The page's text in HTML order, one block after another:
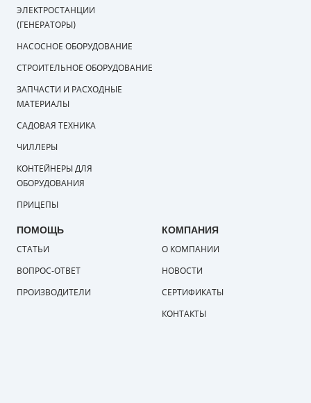
ЭЛЕКТРОСТАНЦИИ
(ГЕНЕРАТОРЫ)
НАСОСНОЕ ОБОРУДОВАНИЕ
СТРОИТЕЛЬНОЕ ОБОРУДОВАНИЕ
ЗАПЧАСТИ И РАСХОДНЫЕ
МАТЕРИАЛЫ
САДОВАЯ ТЕХНИКА
ЧИЛЛЕРЫ
КОНТЕЙНЕРЫ ДЛЯ
ОБОРУДОВАНИЯ
ПРИЦЕПЫ
ПОМОЩЬ
СТАТЬИ
ВОПРОС-ОТВЕТ
ПРОИЗВОДИТЕЛИ
КОМПАНИЯ
О КОМПАНИИ
НОВОСТИ
СЕРТИФИКАТЫ
КОНТАКТЫ